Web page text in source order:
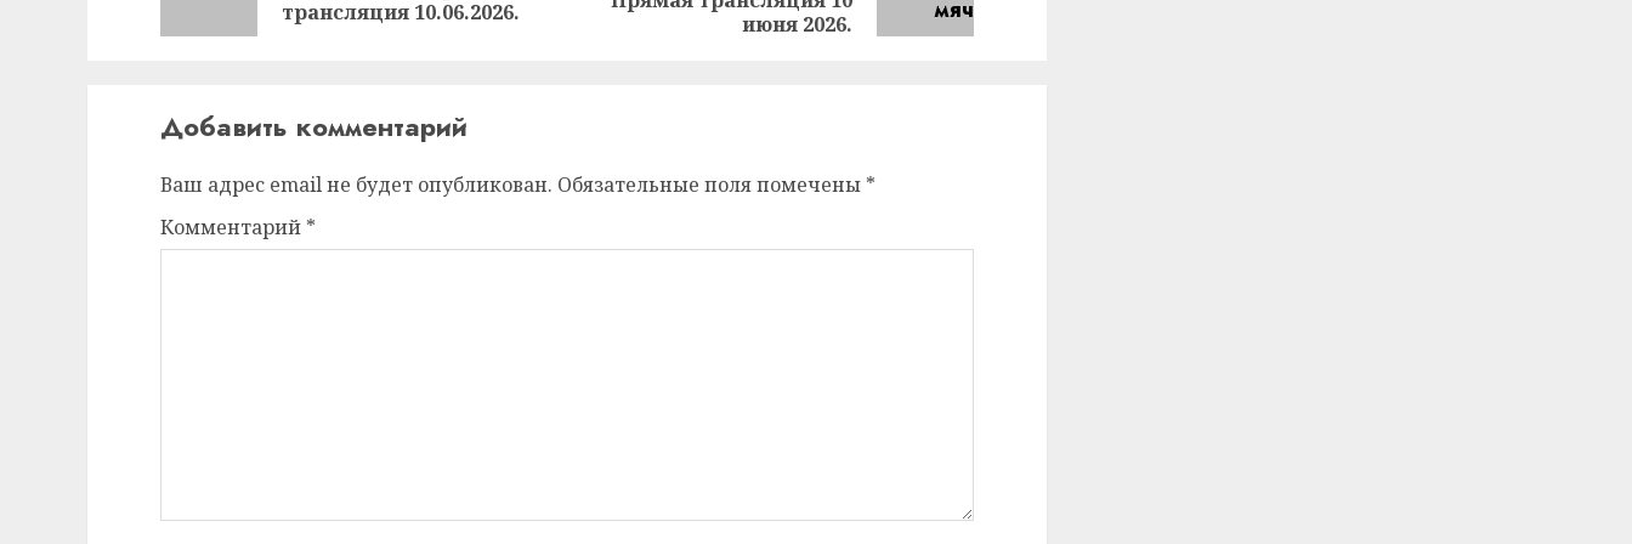
запись:
трансляция 10.06.2026.
запись:
июня 2026.
Добавить комментарий
Ваш адрес email не будет опубликован. Обязательные поля помечены *
Комментарий *